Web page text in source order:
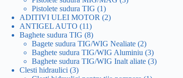
Pistolete sudura TIG 11
produs
ADITIVI ULEI MOTOR 22
ANTIGEL AUTO 1111
produse
Baghete sudura TIG 88
produse
Bagete sudura TIG/WIG Nealiate 22
produse
Baghete sudura TIG/WIG Aluminiu 33
produse
Baghete sudura TIG/WIG Inalt aliate 33
Clesti hidraulici 33